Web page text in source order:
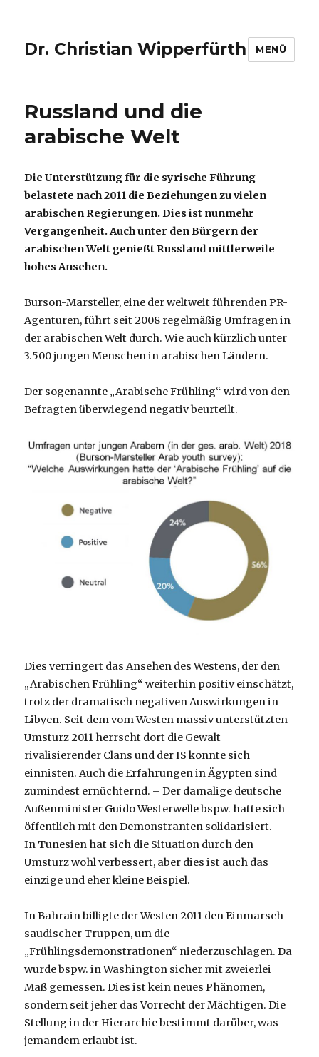
Dr. Christian Wipperfürth MENÜ
Russland und die
arabische Welt
Die Unterstützung für die syrische Führung
belastete nach 2011 die Beziehungen zu vielen
arabischen Regierungen. Dies ist nunmehr
Vergangenheit. Auch unter den Bürgern der
arabischen Welt genießt Russland mittlerweile
hohes Ansehen.
Burson-Marsteller, eine der weltweit führenden PR-
Agenturen, führt seit 2008 regelmäßig Umfragen in
der arabischen Welt durch. Wie auch kürzlich unter
3.500 jungen Menschen in arabischen Ländern.
Der sogenannte „Arabische Frühling“ wird von den
Befragten überwiegend negativ beurteilt.
Dies verringert das Ansehen des Westens, der den
„Arabischen Frühling“ weiterhin positiv einschätzt,
trotz der dramatisch negativen Auswirkungen in
Libyen. Seit dem vom Westen massiv unterstützten
Umsturz 2011 herrscht dort die Gewalt
rivalisierender Clans und der IS konnte sich
einnisten. Auch die Erfahrungen in Ägypten sind
zumindest ernüchternd. – Der damalige deutsche
Außenminister Guido Westerwelle bspw. hatte sich
öffentlich mit den Demonstranten solidarisiert. –
In Tunesien hat sich die Situation durch den
Umsturz wohl verbessert, aber dies ist auch das
einzige und eher kleine Beispiel.
In Bahrain billigte der Westen 2011 den Einmarsch
saudischer Truppen, um die
„Frühlingsdemonstrationen“ niederzuschlagen. Da
wurde bspw. in Washington sicher mit zweierlei
Maß gemessen. Dies ist kein neues Phänomen,
sondern seit jeher das Vorrecht der Mächtigen. Die
Stellung in der Hierarchie bestimmt darüber, was
jemandem erlaubt ist.